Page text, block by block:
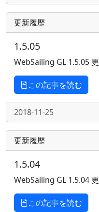
更新履歴
1.5.05
WebSailing GL 1.5.05
この記事を読む
2018-11-25
更新履歴
1.5.04
WebSailing GL 1.5.04
この記事を読む